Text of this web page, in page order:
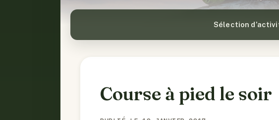
Sélection
Course à pied le soir